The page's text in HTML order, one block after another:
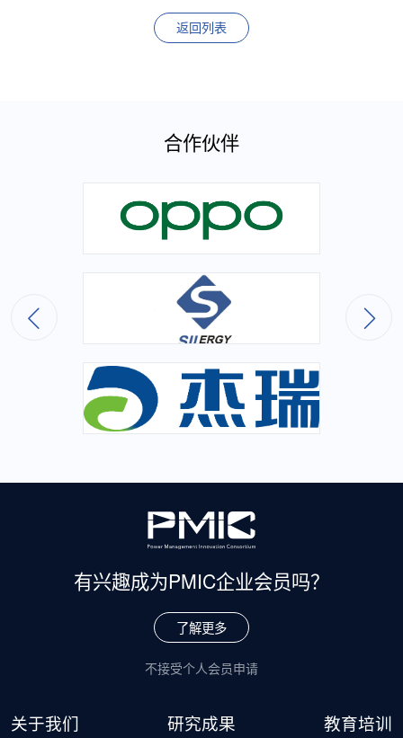
返回列表
合作伙伴
有兴趣成为PMIC企业会员吗？
了解更多
不接受个人会员申请
关于我们 研究成果 教育培训